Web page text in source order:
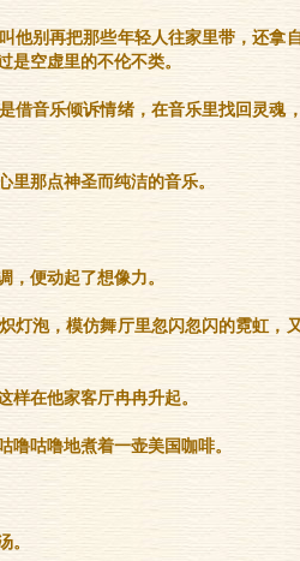
他别再把那些年轻人往家里带，还拿
是空虚里的不伦不类。
借音乐倾诉情绪，在音乐里找回灵魂
里那点神圣而纯洁的音乐。
，便动起了想像力。
灯泡，模仿舞厅里忽闪忽闪的霓虹，
样在他家客厅冉冉升起。
咕噜地煮着一壶美国咖啡。
。